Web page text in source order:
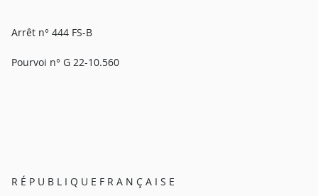
Arrêt n° 444 FS-B
Pourvoi n° G 22-10.560
R É P U B L I Q U E F R A N Ç A I S E